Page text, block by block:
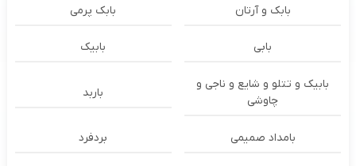
بابک و آرتان بابک پرمی
بابی بابیک
بابیک و تتلو و شایع و ناجی و
چاوشی
باربد
بامداد صمیمی بردفرد